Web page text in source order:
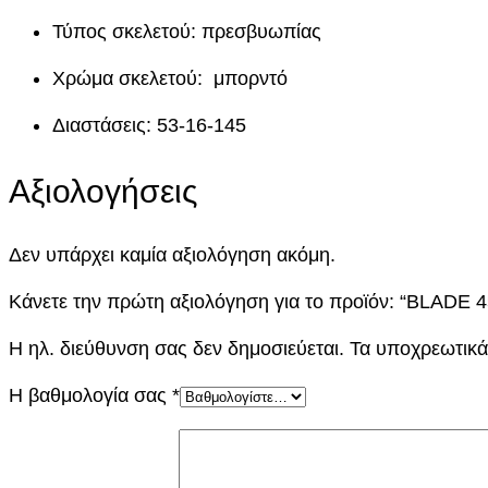
Τύπος σκελετού: πρεσβυωπίας
Χρώμα σκελετού: μπορντό
Διαστάσεις: 53-16-145
Αξιολογήσεις
Δεν υπάρχει καμία αξιολόγηση ακόμη.
Κάνετε την πρώτη αξιολόγηση για το προϊόν: “BLADE
Η ηλ. διεύθυνση σας δεν δημοσιεύεται. Τα
Η βαθμολογία σας *